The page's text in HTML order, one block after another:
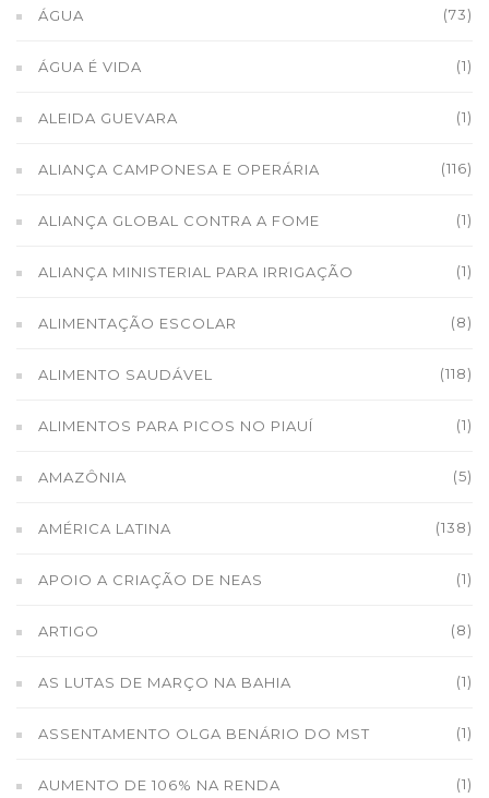
ÁGUA (73)
ÁGUA É VIDA (1)
ALEIDA GUEVARA (1)
ALIANÇA CAMPONESA E OPERÁRIA (116)
ALIANÇA GLOBAL CONTRA A FOME (1)
ALIANÇA MINISTERIAL PARA IRRIGAÇÃO (1)
ALIMENTAÇÃO ESCOLAR (8)
ALIMENTO SAUDÁVEL (118)
ALIMENTOS PARA PICOS NO PIAUÍ (1)
AMAZÔNIA (5)
AMÉRICA LATINA (138)
APOIO A CRIAÇÃO DE NEAS (1)
ARTIGO (8)
AS LUTAS DE MARÇO NA BAHIA (1)
ASSENTAMENTO OLGA BENÁRIO DO MST (1)
AUMENTO DE 106% NA RENDA (1)